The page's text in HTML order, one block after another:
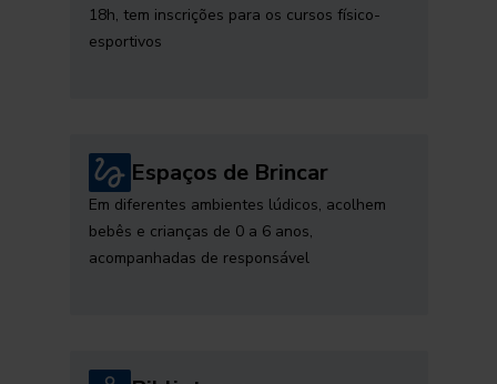
18h, tem inscrições para os cursos físico-
esportivos
Espaços de Brincar
Em diferentes ambientes lúdicos, acolhem
bebês e crianças de 0 a 6 anos,
acompanhadas de responsável